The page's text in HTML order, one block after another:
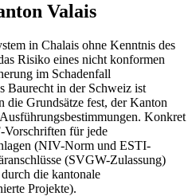
Valais
in Chalais ohne Kenntnis des
Risiko eines nicht konformen
im Schadenfall
Baurecht in der Schweiz ist
die Grundsätze fest, der Kanton
Konkret
für jede
(NIV-Norm und ESTI-
(SVGW-Zulassung)
die kantonale
Projekte).